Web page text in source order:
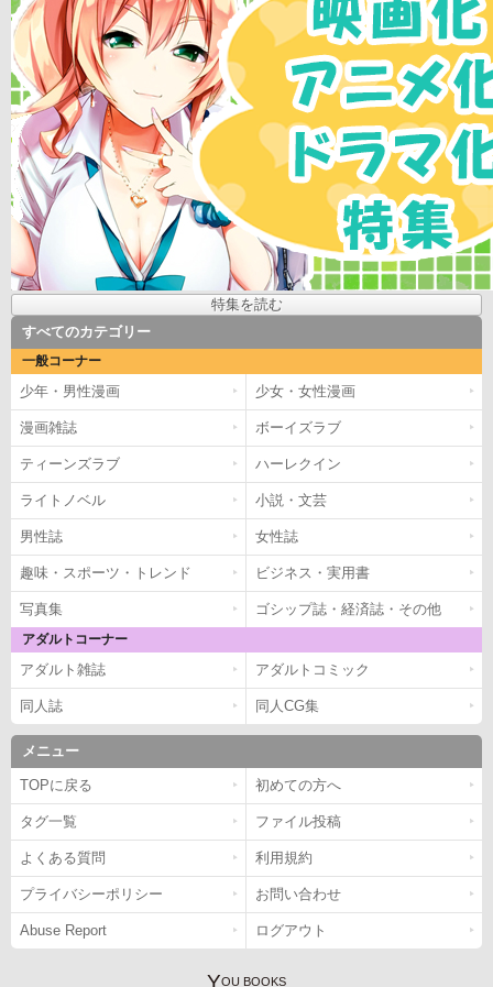
特集を読む
すべてのカテゴリー
一般コーナー
少年・男性漫画 少女・女性漫画
漫画雑誌 ボーイズラブ
ティーンズラブ ハーレクイン
ライトノベル 小説・文芸
男性誌 女性誌
趣味・スポーツ・トレンド ビジネス・実用書
写真集 ゴシップ誌・経済誌・その他
アダルトコーナー
アダルト雑誌 アダルトコミック
同人誌 同人CG集
メニュー
TOPに戻る 初めての方へ
タグ一覧 ファイル投稿
よくある質問 利用規約
プライバシーポリシー お問い合わせ
Abuse Report ログアウト
YOU BOOKS